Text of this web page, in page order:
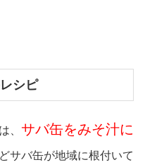
シピ
、 サバ缶をみそ汁に
サバ缶が地域に根付いて